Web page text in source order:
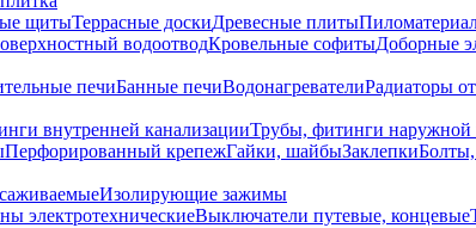
щитыТеррасные доскиДревесные плиты
водоотводКровельные софитыДоборные
печиБанные печиВодонагревателиРадиаторы
внутренней канализацииТрубы, фитинги наружной
Перфорированный крепежГайки, шайбыЗаклепки
Изолирующие зажимы
электротехническиеВыключатели путевые, концевые